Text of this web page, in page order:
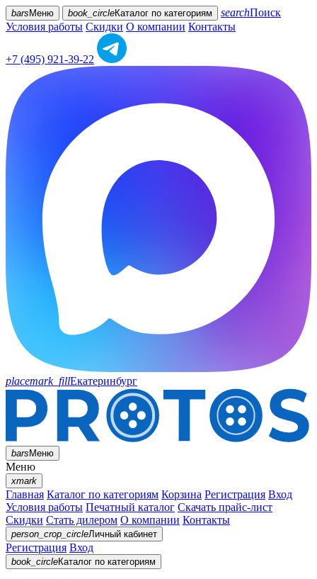
bars Меню book_circleКаталог по категориям searchПоиск
Условия работы Скидки О компании Контакты
+7 (495) 921-39-22
placemark_fillЕкатеринбург
barsМеню
Меню
xmark
Главная Каталог по категориям Корзина Регистрация Вход
Условия работы Печатный каталог Скачать прайс-лист
Скидки Стать дилером О компании Контакты
person_crop_circleЛичный кабинет
Регистрация Вход
book_circleКаталог по категориям